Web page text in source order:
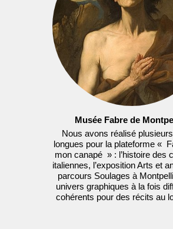
Musée Fabre de
Nous avons réalisé
longues pour la plateforme «
mon canapé » : l’histoire des
italiennes, l’exposition Arts et
parcours Soulages à
univers graphiques à la fois
cohérents pour des récits au